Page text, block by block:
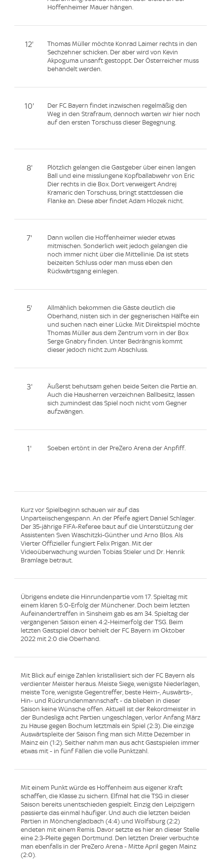
Hoffenheimer Mauer hängen.
12'
Thomas Müller möchte Konrad Laimer rechts in den
Sechzehner schicken. Der aber wird von Kevin
Akpoguma unsanft gestoppt. Der Österreicher muss
behandelt werden.
10'
Der FC Bayern findet inzwischen regelmäßig den
Weg in den Strafraum, dennoch warten wir hier noch
auf den ersten Torschuss dieser Begegnung.
8'
Plötzlich gelangen die Gastgeber über einen langen
Ball und eine misslungene Kopfballabwehr von Eric
Dier rechts in die Box. Dort verweigert Andrej
Kramaric den Torschuss, bringt stattdessen die
Flanke an. Diese aber findet Adam Hlozek nicht.
7'
Dann wollen die Hoffenheimer wieder etwas
mitmischen. Sonderlich weit jedoch gelangen die
noch immer nicht über die Mittellinie. Da ist stets
beizeiten Schluss oder man muss eben den
Rückwärtsgang einlegen.
5'
Allmählich bekommen die Gäste deutlich die
Oberhand, nisten sich in der gegnerischen Hälfte ein
und suchen nach einer Lücke. Mit Direktspiel möchte
Thomas Müller aus dem Zentrum vorn in der Box
Serge Gnabry finden. Unter Bedrängnis kommt
dieser jedoch nicht zum Abschluss.
3'
Äußerst behutsam gehen beide Seiten die Partie an.
Auch die Hausherren verzeichnen Ballbesitz, lassen
sich zumindest das Spiel noch nicht vom Gegner
aufzwängen.
1' Soeben ertönt in der PreZero Arena der Anpfiff.
Kurz vor Spielbeginn schauen wir auf das
Unparteiischengespann. An der Pfeife agiert Daniel Schlager.
Der 35-jährige FIFA-Referee baut auf die Unterstützung der
Assistenten Sven Waschitzki-Günther und Arno Blos. Als
Vierter Offizieller fungiert Felix Prigan. Mit der
Videoüberwachung wurden Tobias Stieler und Dr. Henrik
Bramlage betraut.
Übrigens endete die Hinrundenpartie vom 17. Spieltag mit
einem klaren 5:0-Erfolg der Münchener. Doch beim letzten
Aufeinandertreffen in Sinsheim gab es am 34. Spieltag der
vergangenen Saison einen 4:2-Heimerfolg der TSG. Beim
letzten Gastspiel davor behielt der FC Bayern im Oktober
2022 mit 2:0 die Oberhand.
Mit Blick auf einige Zahlen kristallisiert sich der FC Bayern als
verdienter Meister heraus. Meiste Siege, wenigste Niederlagen,
meiste Tore, wenigste Gegentreffer, beste Heim-, Auswärts-,
Hin- und Rückrundenmannschaft - da blieben in dieser
Saison keine Wünsche offen. Aktuell ist der Rekordmeister in
der Bundesliga acht Partien ungeschlagen, verlor Anfang März
zu Hause gegen Bochum letztmals ein Spiel (2:3). Die einzige
Auswärtspleite der Saison fing man sich Mitte Dezember in
Mainz ein (1:2). Seither nahm man aus acht Gastspielen immer
etwas mit - in fünf Fällen die volle Punktzahl.
Mit einem Punkt würde es Hoffenheim aus eigener Kraft
schaffen, die Klasse zu sichern. Elfmal hat die TSG in dieser
Saison bereits unentschieden gespielt. Einzig den Leipzigern
passierte das einmal häufiger. Und auch die letzten beiden
Partien in Mönchengladbach (4:4) und Wolfsburg (2:2)
endeten mit einem Remis. Davor setzte es hier an dieser Stelle
eine 2:3-Pleite gegen Dortmund. Den letzten Dreier verbuchte
man ebenfalls in der PreZero Arena - Mitte April gegen Mainz
(2:0).